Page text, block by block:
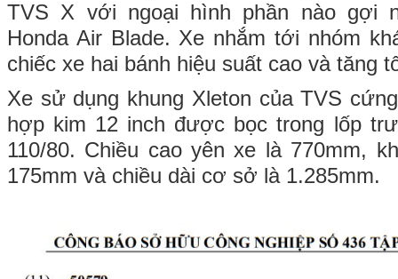
TVS X với ngoại hình phần nào gợi
Honda Air Blade. Xe nhắm tới nhóm
chiếc xe hai bánh hiệu suất cao và tăng
Xe sử dụng khung Xleton của TVS
hợp kim 12 inch được bọc trong lốp
110/80. Chiều cao yên xe là 770mm,
175mm và chiều dài cơ sở là 1.285mm.